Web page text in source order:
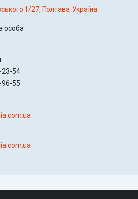
1/27, Полтава, Україна
23-54
96-55